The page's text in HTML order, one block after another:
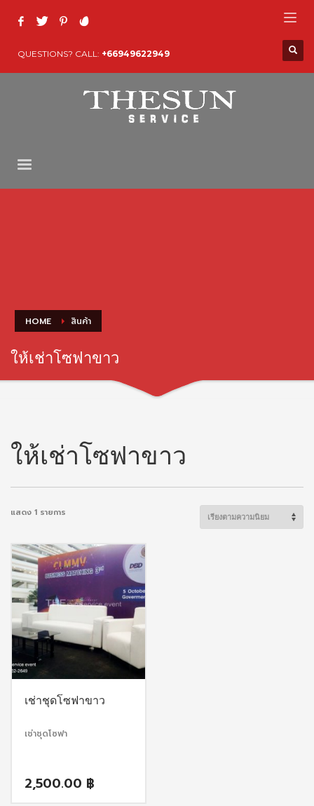
QUESTIONS? CALL: +66949622949
HOME สินค้า
ให้เช่าโซฟาขาว
ให้เช่าโซฟาขาว
แสดง 1 รายการ
เช่าชุดโซฟาขาว
เช่าชุดโซฟา
2,500.00 ฿